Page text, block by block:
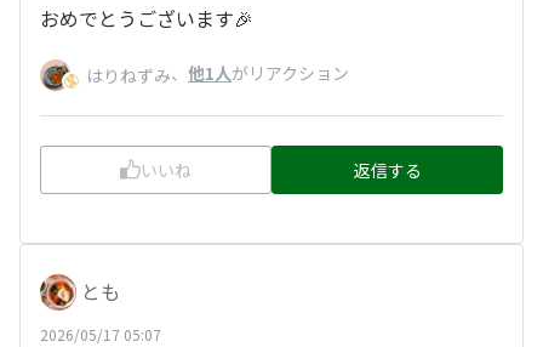
おめでとうございます🎉
はりねずみ、 他1人がリアクション
いいね 返信する
とも
2026/05/17 05:07